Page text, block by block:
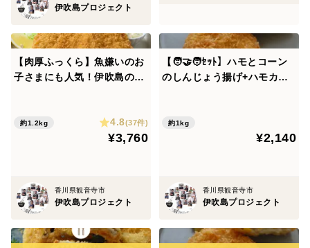
伊吹島プロジェクト
【肉厚ふっくら】魚嫌いのお
子さまにも人気！伊吹島の朝
約1.2kg 4.8(37件)
¥3,760
香川県観音寺市
伊吹島プロジェクト
【🧑‍🤝‍🧑ｾｯﾄ】ハモとコーン
のしんじょう揚げ+ハモカツ
約1kg
¥2,140
香川県観音寺市
伊吹島プロジェクト